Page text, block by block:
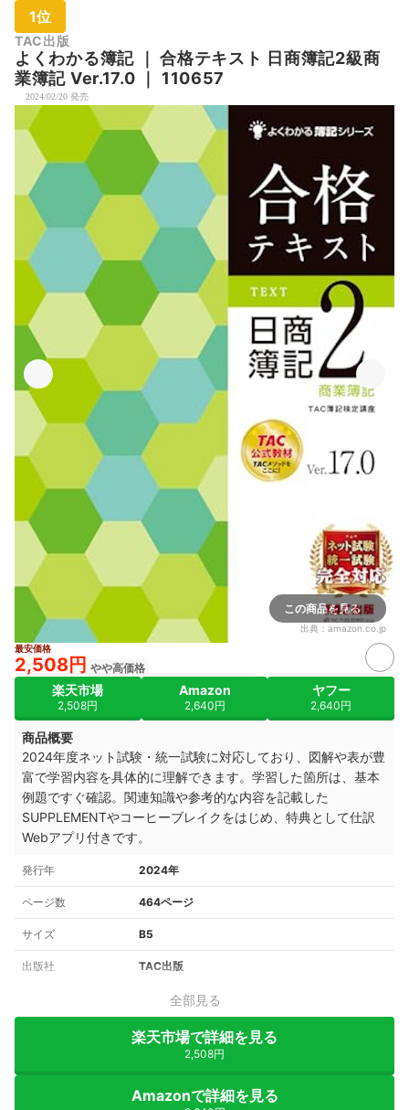
1位
TAC出版
よくわかる簿記 ｜合格テキスト 日商簿記2級商
業簿記 Ver.17.0
110657
2024/02/20 発売
この商品を見る
出典： amazon.co.jp
最安価格
2,508円 やや高価格
楽天市場
2,508円
Amazon
2,640円
ヤフー
2,640円
商品概要
2024年度ネット試験・統一試験に対応しており、図解や表が豊
富で学習内容を具体的に理解できます。学習した箇所は、基本
例題ですぐ確認。関連知識や参考的な内容を記載した
SUPPLEMENTやコーヒーブレイクをはじめ、特典として仕訳
Webアプリ付きです。
発行年 2024年
ページ数 464ページ
サイズ B5
出版社 TAC出版
全部見る
楽天市場で詳細を見る
2,508円
Amazonで詳細を見る